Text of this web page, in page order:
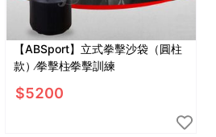
【ABSport】立式拳擊沙袋（圓柱
款）∕拳擊柱∕拳擊訓練
$5200